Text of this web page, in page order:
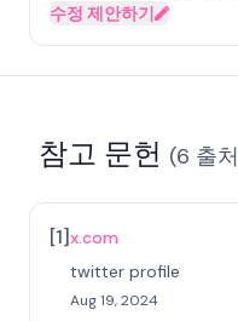
수정 제안하기
참고 문헌 (6 출처
[1]x.com
twitter profile
Aug 19, 2024